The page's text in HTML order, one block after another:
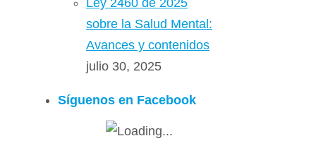
Ley 2460 de 2025
sobre la Salud Mental:
Avances y contenidos
julio 30, 2025
Síguenos en Facebook